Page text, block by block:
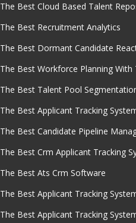
The Best Cloud Based Talent
The Best Recruitment Analytics
The Best Dormant Candidate
The Best Workforce Planning With
The Best Talent Pool
The Best Applicant Tracking
The Best Candidate Pipeline
The Best Crm Applicant Tracking
The Best Ats Crm Software
The Best Applicant Tracking
The Best Applicant Tracking